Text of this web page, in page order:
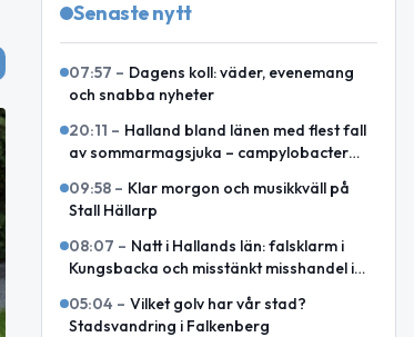
Senaste nytt
07:57 – Dagens koll: väder, evenemang
och snabba nyheter
20:11 – Halland bland länen med flest fall
av sommarmagsjuka – campylobacter
09:58 – Klar morgon och musikkväll på
Stall Hällarp
08:07 – Natt i Hallands län: falsklarm i
Kungsbacka och misstänkt misshandel i
05:04 – Vilket golv har vår stad?
Stadsvandring i Falkenberg